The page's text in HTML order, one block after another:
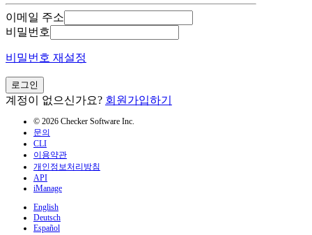
이메일 주소
비밀번호
비밀번호 재설정
로그인
계정이 없으신가요? 회원가입하기
© 2026 Checker Software Inc.
문의
CLI
이용약관
개인정보처리방침
API
iManage
English
Deutsch
Español